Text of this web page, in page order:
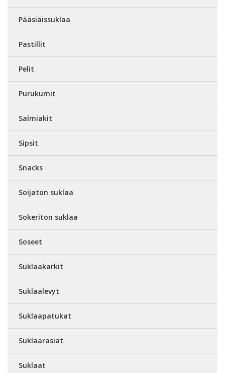
Pääsiäissuklaa
Pastillit
Pelit
Purukumit
Salmiakit
Sipsit
Snacks
Soijaton suklaa
Sokeriton suklaa
Soseet
Suklaakarkit
Suklaalevyt
Suklaapatukat
Suklaarasiat
Suklaat